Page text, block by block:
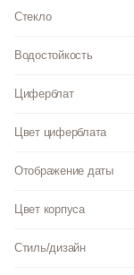
Стекло
Водостойкость
Циферблат
Цвет циферблата
Отображение даты
Цвет корпуса
Стиль/дизайн